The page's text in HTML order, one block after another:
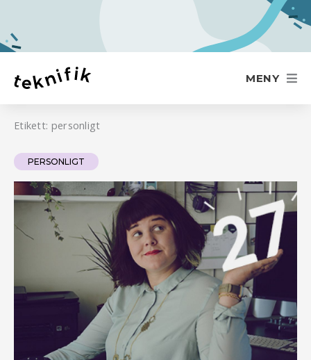
innehåll
MENY
Etikett: personligt
PERSONLIGT